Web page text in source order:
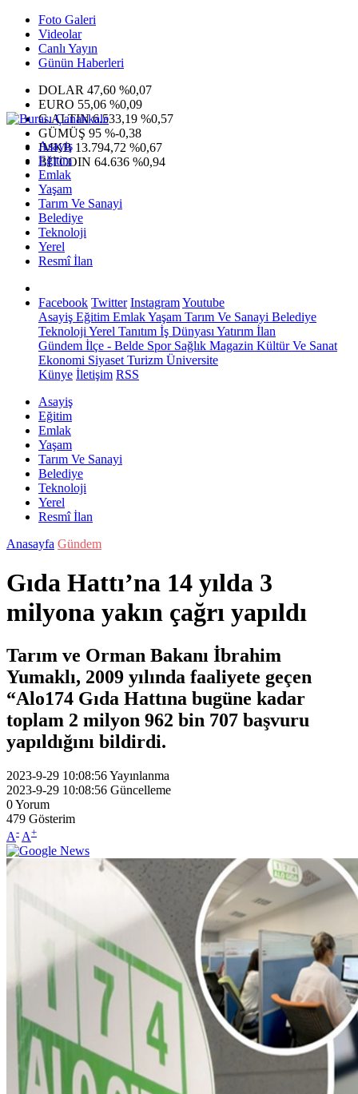
Foto Galeri
Videolar
Canlı Yayın
Günün Haberleri
DOLAR 47,60 %0,07
EURO 55,06 %0,09
G.ALTIN6.533,19 %0,57
GÜMÜŞ 95 %-0,38
IMKB 13.794,72 %0,67
BITCOIN 64.636 %0,94
Asayiş
Eğitim
Emlak
Yaşam
Tarım Ve Sanayi
Belediye
Teknoloji
Yerel
Resmî İlan
Facebook Twitter InstagramYoutube
Asayiş Eğitim EmlakYaşam Tarım Ve Sanayi Belediye
Teknoloji Yerel Tanıtım İş Dünyası Yatırım İlan
Gündem İlçe - Belde SporSağlık Magazin Kültür Ve Sanat
Ekonomi Siyaset Turizm Üniversite
Künye İletişim RSS
Asayiş
Eğitim
Emlak
Yaşam
Tarım Ve Sanayi
Belediye
Teknoloji
Yerel
Resmî İlan
Anasayfa Gündem
Gıda Hattı’na 14 yılda 3
milyona yakın çağrı yapıldı
Tarım ve Orman Bakanı İbrahim
Yumaklı, 2009 yılında faaliyete geçen
“Alo174 Gıda Hattına bugüne kadar
toplam 2 milyon 962 bin 707 başvuru
yapıldığını bildirdi.
2023-9-29 10:08:56Yayınlanma
2023-9-29 10:08:56 Güncelleme
0Yorum
479 Gösterim
A- A+